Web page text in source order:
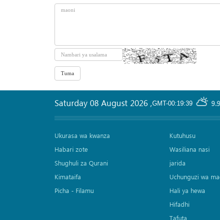
GMT-00:19:39
Saturday 08 August 2026 ,
Ukurasa wa kwanza
Habari zote
Shughuli za Qurani
Kimataifa
Picha‎ - Filamu‎
Kutuhusu
Wasiliana nasi
jarida
Uchunguzi wa
Hali ya hewa
Hifadhi
Tafuta